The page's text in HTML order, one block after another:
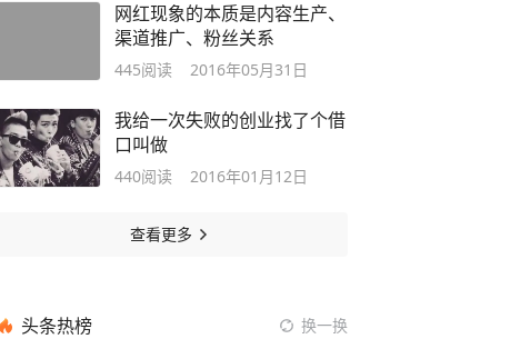
网红现象的本质是内容生产、
渠道推广、粉丝关系
445阅读 2016年05月31日
我给一次失败的创业找了个借
口叫做
440阅读 2016年01月12日
查看更多
头条热榜 换一换